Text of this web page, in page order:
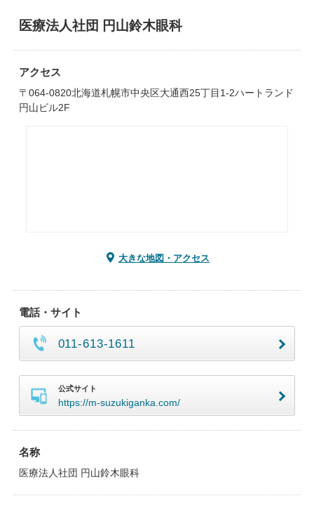
医療法人社団 円山鈴木眼科
アクセス
〒064-0820北海道札幌市中央区大通西25丁目1-2ハートランド
円山ビル2F
大きな地図・アクセス
電話・サイト
011-613-1611
公式サイト
https://m-suzukiganka.com/
名称
医療法人社団 円山鈴木眼科